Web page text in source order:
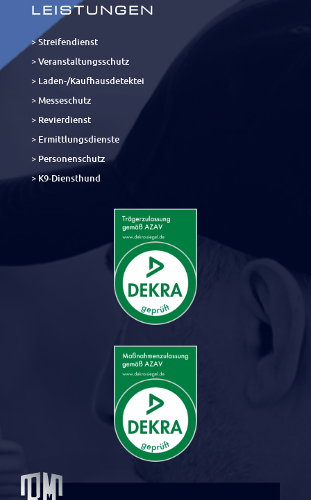
LEISTUNGEN
> Streifendienst
> Veranstaltungsschutz
> Laden-/Kaufhausdetektei
> Messeschutz
> Revierdienst
> Ermittlungsdienste
> Personenschutz
> K9-Diensthund